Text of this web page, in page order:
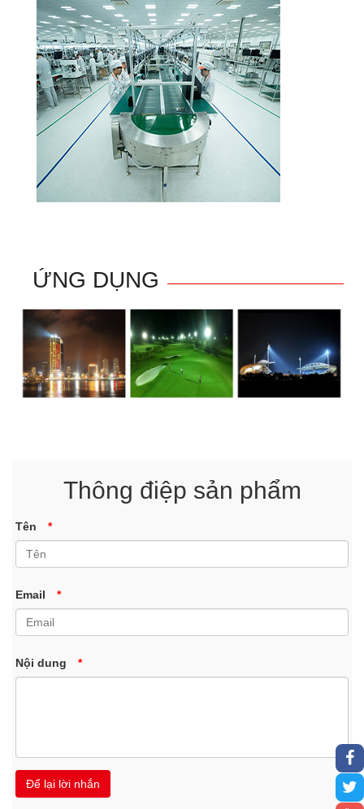
ỨNG DỤNG
Thông điệp sản phẩm
Tên *
Email *
Nội dung *